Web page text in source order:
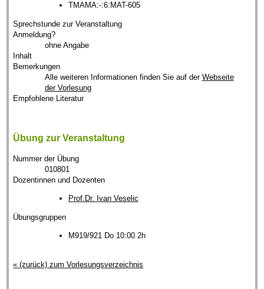
TMAMA:-:6:MAT-605
Sprechstunde zur Veranstaltung
Anmeldung?
ohne Angabe
Inhalt
Bemerkungen
Alle weiteren Informationen finden Sie auf der Webseite
der Vorlesung
Empfohlene Literatur
Übung zur Veranstaltung
Nummer der Übung
010801
Dozentinnen und Dozenten
Prof.Dr. Ivan Veselic
Übungsgruppen
M919/921 Do 10:00 2h
« (zurück) zum Vorlesungsverzeichnis